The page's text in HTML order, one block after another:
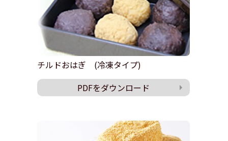
チルドおはぎ (冷凍タイプ)
PDFをダウンロード